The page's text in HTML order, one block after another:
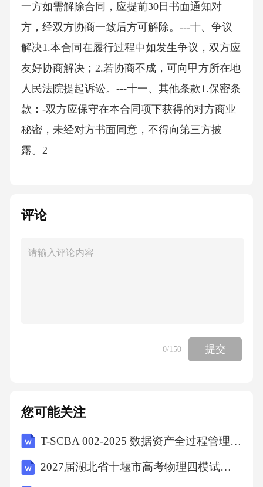
一方如需解除合同，应提前30日书面通知对
方，经双方协商一致后方可解除。---十、争议
解决1.本合同在履行过程中如发生争议，双方应
友好协商解决；2.若协商不成，可向甲方所在地
人民法院提起诉讼。---十一、其他条款1.保密条
款：-双方应保守在本合同项下获得的对方商业
秘密，未经对方书面同意，不得向第三方披
露。2
评论
0/150 提交
您可能关注
T-SCBA 002-2025 数据资产全过程管理区块链应用规范
2027届湖北省十堰市高考物理四模试卷（含答案解析）